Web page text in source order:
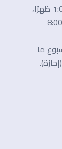
من الساعة 9:00 صباحًا إلى 1:00 ظهرًا،
ومن الساعة 5:00 مساءً إلى 8:00
ما
(إجازة).